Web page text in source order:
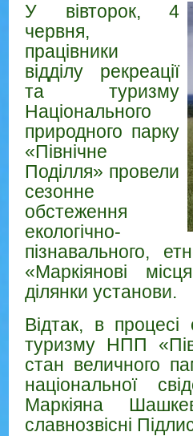
У вівторок, 4
червня,
працівники
відділу рекреації
та туризму
Національного
природного парку
«Північне
Поділля» провели
сезонне
обстеження
екологічно-
пізнавального,
«Маркіянові
ділянки установи.
Відтак, в процесі
туризму НПП
стан величного
національної
Маркіяна
славнозвісні